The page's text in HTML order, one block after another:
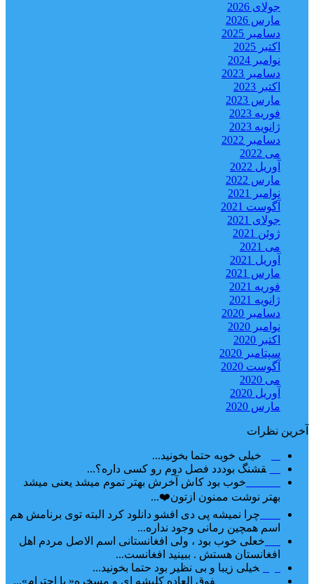
جولای 2026
مارس 2026
دسامبر 2025
اکتبر 2025
نوامبر 2024
دسامبر 2023
اکتبر 2023
مارس 2023
فوریه 2023
ژانویه 2023
دسامبر 2022
می 2022
آوریل 2022
مارس 2022
نوامبر 2021
آگوست 2021
جولای 2021
ژوئن 2021
می 2021
آوریل 2021
مارس 2021
فوریه 2021
ژانویه 2021
دسامبر 2020
نوامبر 2020
اکتبر 2020
سپتامبر 2020
آگوست 2020
می 2020
آوریل 2020
مارس 2020
آخرین نظرات
خیلی خوبه حتما بخونید...
قشنگ بوددد فصل دوم رو کسی داره؟...
خوب بود کاش آخرش بهتر تموم میشد یعنی میشد
بهتر نوشت ممنون ازتون❤️...
چرا نمیشه پی دی افشو دانلود کرد البته توی برنامش هم
اسم همچین رمانی وجود نداره...
خعلی خوب بود ، ولی افغانستانی اسم الاصل مردم اهل
افغانستان هستش . ببینید افغانست...
مهتابخیلی زیبا و بی نظیر بود حتما بخونید...
فوق العاده کلیشه ای و مسخره« با احترام»...